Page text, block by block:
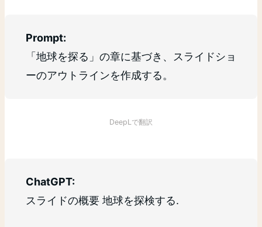
Prompt:
「地球を探る」の章に基づき、スライドショ
ーのアウトラインを作成する。
DeepLで翻訳
ChatGPT:
スライドの概要 地球を探検する.